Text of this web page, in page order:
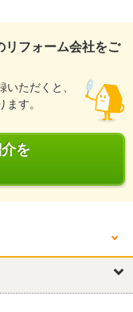
リフォーム会社をご
ただくと、
す。
を